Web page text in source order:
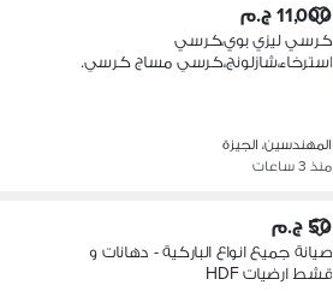
11,000 ج.م
كرسي ليزي بوي،كرسي
استرخاء،شازلونج،كرسي مساج كرسي.
المهندسين، الجيزة
منذ 3 ساعات
50 ج.م
صيانة جميع انواع الباركية - دهانات و
قشط ارضيات HDF